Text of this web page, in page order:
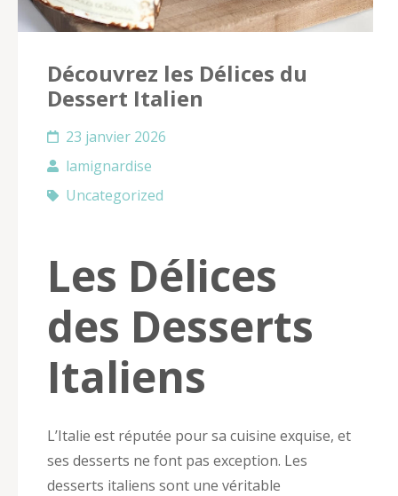
Découvrez les Délices du
Dessert Italien
23 janvier 2026
lamignardise
Uncategorized
Les Délices
des Desserts
Italiens
L’Italie est réputée pour sa cuisine exquise, et
ses desserts ne font pas exception. Les
desserts italiens sont une véritable